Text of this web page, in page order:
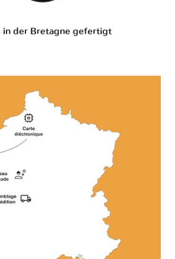
in der Bretagne gefertigt